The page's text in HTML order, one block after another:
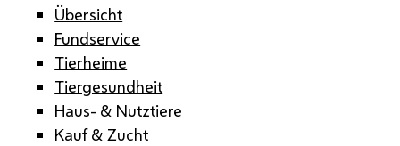
Übersicht
Fundservice
Tierheime
Tiergesundheit
Haus- & Nutztiere
Kauf & Zucht